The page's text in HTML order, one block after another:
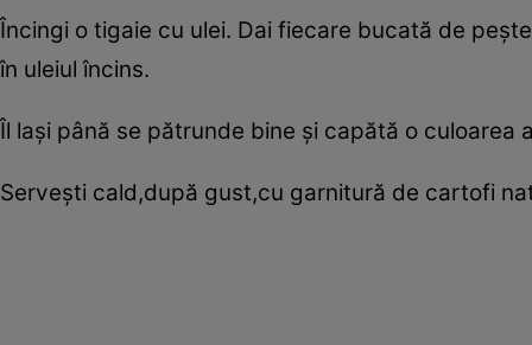
Încingi o tigaie cu ulei. Dai fiecare bucată de
în uleiul încins.
Îl laşi până se pătrunde bine şi capătă o culoarea
Serveşti cald,după gust,cu garnitură de cartofi